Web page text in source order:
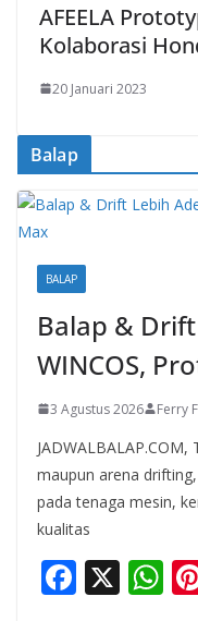
AFEELA
Kolaborasi
20 Januari 2023
Balap
BALAP
Balap &
WINCOS,
3 Agustus 2026 Ferry
maupun arena
pada tenaga mesin,
kualitas
F X W